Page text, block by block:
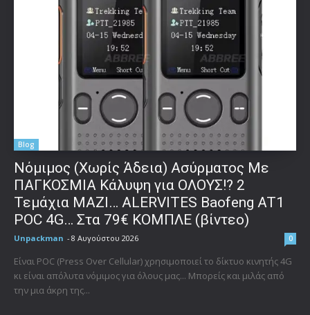
Blog
Νόμιμος (Χωρίς Άδεια) Ασύρματος Με
ΠΑΓΚΟΣΜΙΑ Κάλυψη για ΟΛΟΥΣ!? 2
Τεμάχια ΜΑΖΙ… ALERVITES Baofeng AT1
POC 4G… Στα 79€ ΚΟΜΠΛΕ (βίντεο)
Unpackman - 8 Αυγούστου 2026 0
Είναι POC (Press Over Cellular) χρησιμοποιεί το δίκτυο κινητής 4G
κι είναι απόλυτα νόμιμος για όλους μας... Μπορείς και μιλάς από
την μια άκρη της...